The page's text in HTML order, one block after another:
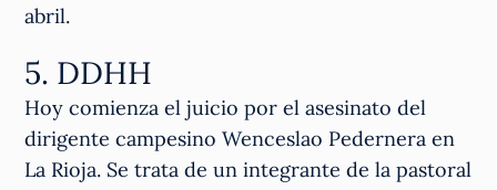
abril.
5. DDHH
Hoy comienza el juicio por el asesinato del
dirigente campesino Wenceslao Pedernera en
La Rioja. Se trata de un integrante de la pastoral